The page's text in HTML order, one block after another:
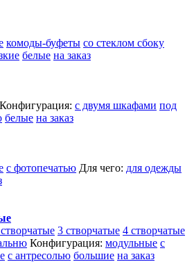
комоды-буфеты со стеклом сбоку
белые на заказ
Конфигурация: с двумя шкафами под
белые на заказ
с фотопечатью Для чего: для одежды
3 створчатые 4 створчатые
Конфигурация: модульные с
с антресолью большие на заказ